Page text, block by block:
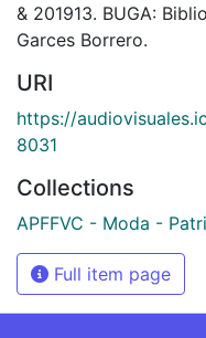
& 201913. BUGA:
Garces Borrero.
URI
https://
8031
Collections
APFFVC - Moda -
Full item page